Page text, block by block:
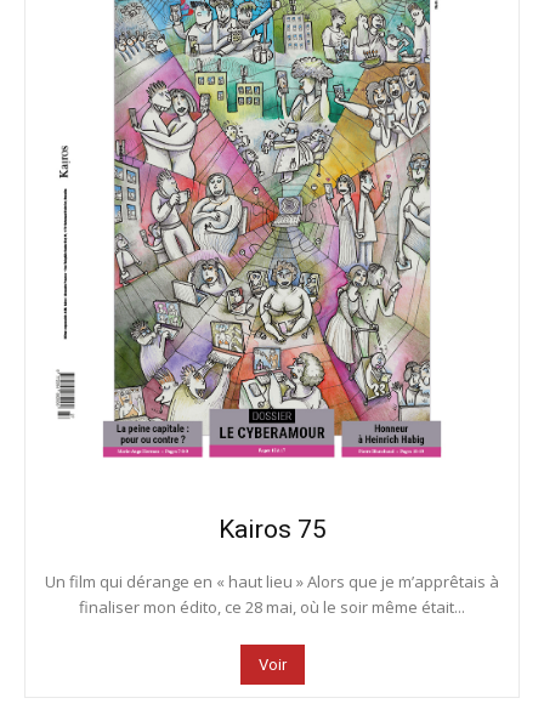
Kairos 75
Un film qui dérange en « haut lieu » Alors que je m’apprêtais à
finaliser mon édito, ce 28 mai, où le soir même était...
Voir